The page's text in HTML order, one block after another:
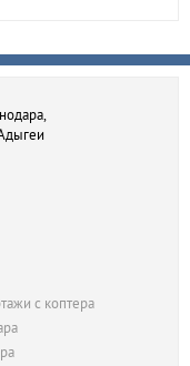
с коптера